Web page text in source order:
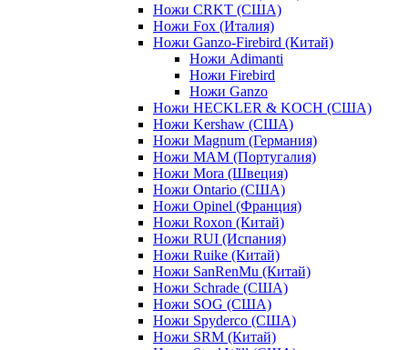
Ножи CRKT (США)
Ножи Fox (Италия)
Ножи Ganzo-Firebird (Китай)
Ножи Adimanti
Ножи Firebird
Ножи Ganzo
Ножи HECKLER & KOCH (США)
Ножи Kershaw (США)
Ножи Magnum (Германия)
Ножи MAM (Португалия)
Ножи Mora (Швеция)
Ножи Ontario (США)
Ножи Opinel (Франция)
Ножи Roxon (Китай)
Ножи RUI (Испания)
Ножи Ruike (Китай)
Ножи SanRenMu (Китай)
Ножи Schrade (США)
Ножи SOG (США)
Ножи Spyderco (США)
Ножи SRM (Китай)